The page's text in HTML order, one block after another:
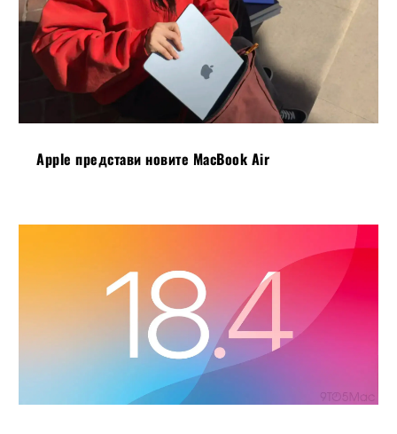
Apple представи новите MacBook Air